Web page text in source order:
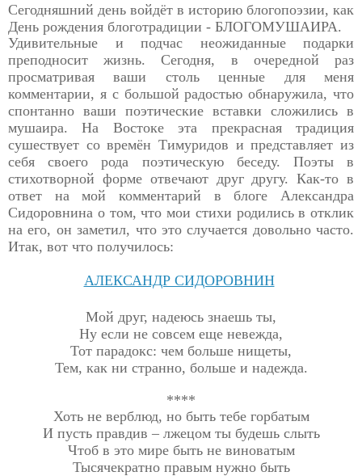
Сегодняшний день войдёт в историю блогопоэзии, как
День рождения блоготрадиции - БЛОГОМУШАИРА.
Удивительные и подчас неожиданные подарки
преподносит жизнь. Сегодня, в очередной раз
просматривая ваши столь ценные для меня
комментарии, я с большой радостью обнаружила, что
спонтанно ваши поэтические вставки сложились в
мушаира. На Востоке эта прекрасная традиция
сушествует со времён Тимуридов и представляет из
себя своего рода поэтическую беседу. Поэты в
стихотворной форме отвечают друг другу. Как-то в
ответ на мой комментарий в блоге Александра
Сидоровнина о том, что мои стихи родились в отклик
на его, он заметил, что это случается довольно часто.
Итак, вот что получилось:
АЛЕКСАНДР СИДОРОВНИН
Мой друг, надеюсь знаешь ты,
Ну если не совсем еще невежда,
Тот парадокс: чем больше нищеты,
Тем, как ни странно, больше и надежда.
****
Хоть не верблюд, но быть тебе горбатым
И пусть правдив – лжецом ты будешь слыть
Чтоб в это мире быть не виноватым
Тысячекратно правым нужно быть